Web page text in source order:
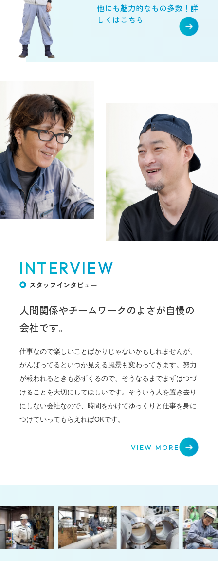
他にも魅力的なもの多数！詳
しくはこちら
INTERVIEW
スタッフインタビュー
人間関係やチームワークのよさが自慢の
会社です。
仕事なので楽しいことばかりじゃないかもしれませんが、
がんばってるといつか見える風景も変わってきます。努力
が報われるときも必ずくるので、そうなるまでまずはつづ
けることを大切にしてほしいです。そういう人を置き去り
にしない会社なので、時間をかけてゆっくりと仕事を身に
つけていってもらえればOKです。
VIEW MORE